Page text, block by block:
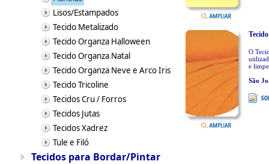
Lisos/Estampados
Tecido Metalizado
Tecido Organza Halloween
Tecido Organza Natal
Tecido Organza Neve e Arco Iris
Tecido Tricoline
Tecidos Cru / Forros
Tecidos Jutas
Tecidos Xadrez
Tule e Filó
Tecidos para Bordar/Pintar
O
e
São